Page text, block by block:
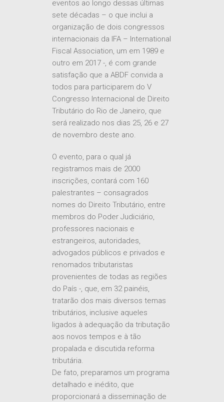
seminários e os mais variados
eventos ao longo dessas últimas
sete décadas – o que inclui a
organização de dois congressos
internacionais da IFA – International
Fiscal Association, um em 1989 e
outro em 2017 -, é com grande
satisfação que a ABDF convida a
todos para participarem do V
Congresso Internacional de Direito
Tributário do Rio de Janeiro, que
será realizado nos dias 25, 26 e 27
O evento, para o qual já
registramos mais de 2000
inscrições, contará com 160
palestrantes – consagrados
nomes do Direito Tributário, entre
membros do Poder Judiciário,
professores nacionais e
estrangeiros, autoridades,
advogados públicos e privados e
renomados tributaristas
provenientes de todas as regiões
do País -, que, em 32 painéis,
tratarão dos mais diversos temas
tributários, inclusive aqueles
ligados à adequação da tributação
aos novos tempos e à tão
propalada e discutida reforma
tributária.
De fato, preparamos um programa
detalhado e inédito, que